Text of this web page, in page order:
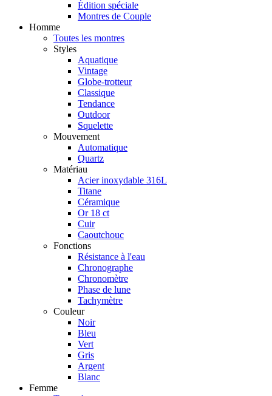
Édition spéciale
Montres de Couple
Homme
Toutes les montres
Styles
Aquatique
Vintage
Globe-trotteur
Classique
Tendance
Outdoor
Squelette
Mouvement
Automatique
Quartz
Matériau
Acier inoxydable 316L
Titane
Céramique
Or 18 ct
Cuir
Caoutchouc
Fonctions
Résistance à l'eau
Chronographe
Chronomètre
Phase de lune
Tachymètre
Couleur
Noir
Bleu
Vert
Gris
Argent
Blanc
Femme